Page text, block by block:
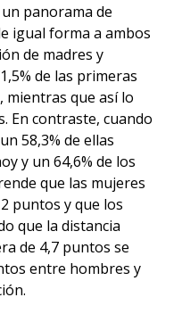
panorama de
igual forma a ambos
de madres y
de las primeras
mientras que así lo
En contraste, cuando
58,3% de ellas
y un 64,6% de los
que las mujeres
puntos y que los
que la distancia
de 4,7 puntos se
entre hombres y